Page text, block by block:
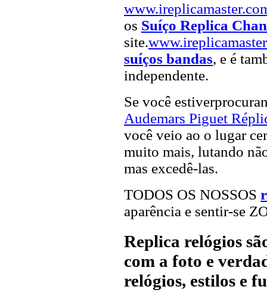
os Suíço Replica
site.
suíços bandas, e é
independente.
Se você
Audemars Piguet
você veio ao o lugar
muito mais, lutando
mas excedê-las.
TODOS OS NOSSOS
aparência e sentir-se
Replica relógios
com a foto e
relógios, estilos e